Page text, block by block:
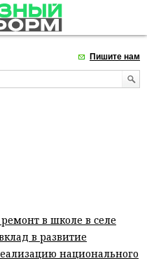
Пишите нам
в школе в селе
в развитие
национального